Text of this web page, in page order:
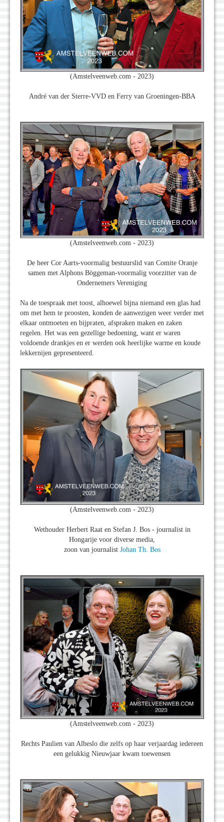
(Amstelveenweb.com - 2023)
André van der Sterre-VVD en Ferry van Groeningen-BBA
(Amstelveenweb.com - 2023)
De heer Cor Aarts-voormalig bestuurslid van Comite Oranje
samen met Alphons Böggeman-voormalig voorzitter van de
Ondernemers Vereniging
Na de toespraak met toost, alhoewel bijna niemand een glas had
om met hem te proosten, konden de aanwezigen weer verder met
elkaar ontmoeten en bijpraten, afspraken maken en zaken
regelen. Het was een gezellige bedoening, want er waren
voldoende drankjes en er werden ook heerlijke warme en koude
lekkernijen gepresenteerd.
(Amstelveenweb.com - 2023)
Wethouder Herbert Raat en Stefan J. Bos - journalist in
Hongarije voor diverse media,
zoon van journalist Johan Th. Bos
(Amstelveenweb.com - 2023)
Rechts Paulien van Albeslo die zelfs op haar verjaardag iedereen
een gelukkig Nieuwjaar kwam toewensen